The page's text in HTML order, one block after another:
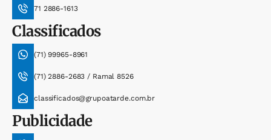
71 2886-1613
Classificados
(71) 99965-8961
(71) 2886-2683 / Ramal 8526
classificados@grupoatarde.com.br
Publicidade